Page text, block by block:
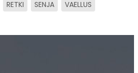
RETKI SENJA VAELLUS